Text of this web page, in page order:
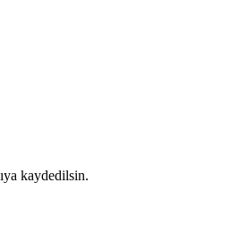
kaydedilsin.